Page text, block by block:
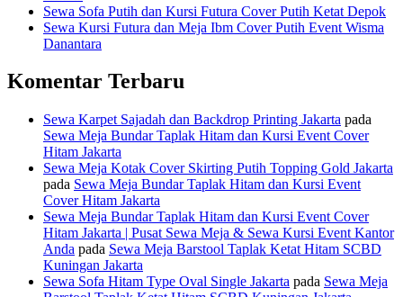
Sewa Sofa Putih dan Kursi Futura Cover Putih Ketat Depok
Sewa Kursi Futura dan Meja Ibm Cover Putih Event Wisma
Danantara
Komentar Terbaru
Sewa Karpet Sajadah dan Backdrop Printing Jakarta pada
Sewa Meja Bundar Taplak Hitam dan Kursi Event Cover
Hitam Jakarta
Sewa Meja Kotak Cover Skirting Putih Topping Gold Jakarta
pada Sewa Meja Bundar Taplak Hitam dan Kursi Event
Cover Hitam Jakarta
Sewa Meja Bundar Taplak Hitam dan Kursi Event Cover
Hitam Jakarta | Pusat Sewa Meja & Sewa Kursi Event Kantor
Anda pada Sewa Meja Barstool Taplak Ketat Hitam SCBD
Kuningan Jakarta
Sewa Sofa Hitam Type Oval Single Jakarta pada Sewa Meja